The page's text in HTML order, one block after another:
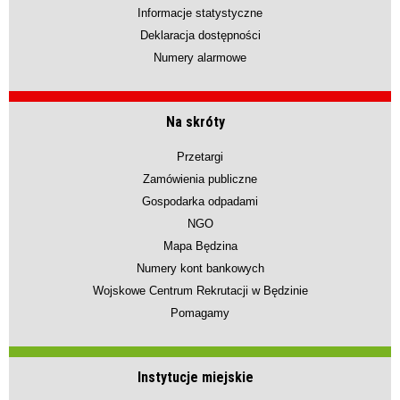
Informacje statystyczne
Deklaracja dostępności
Numery alarmowe
Na skróty
Przetargi
Zamówienia publiczne
Gospodarka odpadami
NGO
Mapa Będzina
Numery kont bankowych
Wojskowe Centrum Rekrutacji w Będzinie
Pomagamy
Instytucje miejskie